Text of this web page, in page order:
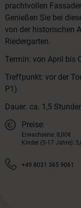
prachtvollen
Genießen Sie bei
von der historischen
Riedergarten.
Termin: von April bis
Treffpunkt: vor der
P1)
Dauer: ca. 1,5
Preise:
Erwachsene: 8,00€
Kinder (5-17 Jahre):
+49 8031 365 9061